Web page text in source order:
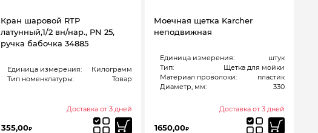
Кран шаровой RTP
латунный,1/2 вн/нар., PN 25,
ручка бабочка 34885
Единица измерения:
Килограмм
Тип номенклатуры:
Товар
Доставка от 3 дней
355,00₽
Моечная щетка Karcher
неподвижная
Единица измерения:
штук
Тип:
Щетка для мойки
Материал проволоки:
пластик
Диаметр, мм:
330
Доставка от 3 дней
1650,00₽